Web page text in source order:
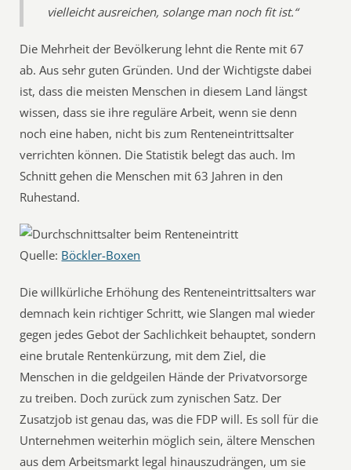
vielleicht ausreichen, solange man noch fit ist.“
Die Mehrheit der Bevölkerung lehnt die Rente mit 67
ab. Aus sehr guten Gründen. Und der Wichtigste dabei
ist, dass die meisten Menschen in diesem Land längst
wissen, dass sie ihre reguläre Arbeit, wenn sie denn
noch eine haben, nicht bis zum Renteneintrittsalter
verrichten können. Die Statistik belegt das auch. Im
Schnitt gehen die Menschen mit 63 Jahren in den
Ruhestand.
Quelle: Böckler-Boxen
Die willkürliche Erhöhung des Renteneintrittsalters war
demnach kein richtiger Schritt, wie Slangen mal wieder
gegen jedes Gebot der Sachlichkeit behauptet, sondern
eine brutale Rentenkürzung, mit dem Ziel, die
Menschen in die geldgeilen Hände der Privatvorsorge
zu treiben. Doch zurück zum zynischen Satz. Der
Zusatzjob ist genau das, was die FDP will. Es soll für die
Unternehmen weiterhin möglich sein, ältere Menschen
aus dem Arbeitsmarkt legal hinauszudrängen, um sie